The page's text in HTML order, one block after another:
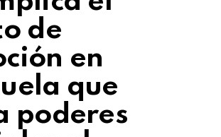
de
en
que
poderes